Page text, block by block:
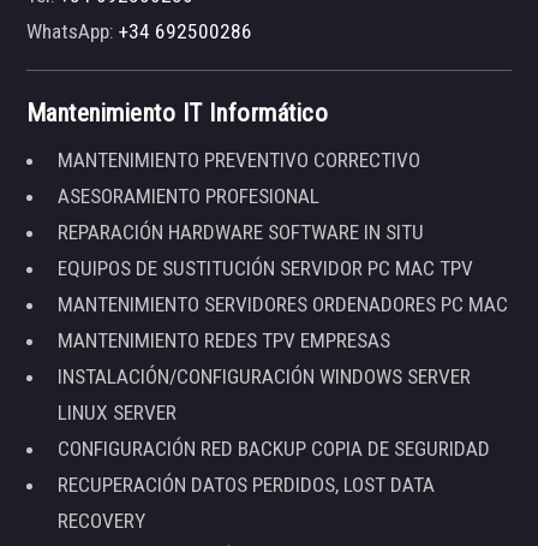
WhatsApp:+34 692500286
Mantenimiento IT Informático
MANTENIMIENTO PREVENTIVO CORRECTIVO
ASESORAMIENTO PROFESIONAL
REPARACIÓN HARDWARE SOFTWARE IN SITU
EQUIPOS DE SUSTITUCIÓN SERVIDOR PC MAC TPV
MANTENIMIENTO SERVIDORES ORDENADORES PC MAC
MANTENIMIENTO REDES TPV EMPRESAS
INSTALACIÓN/CONFIGURACIÓN WINDOWS SERVER
LINUX SERVER
CONFIGURACIÓN RED BACKUP COPIA DE SEGURIDAD
RECUPERACIÓN DATOS PERDIDOS, LOST DATA
RECOVERY